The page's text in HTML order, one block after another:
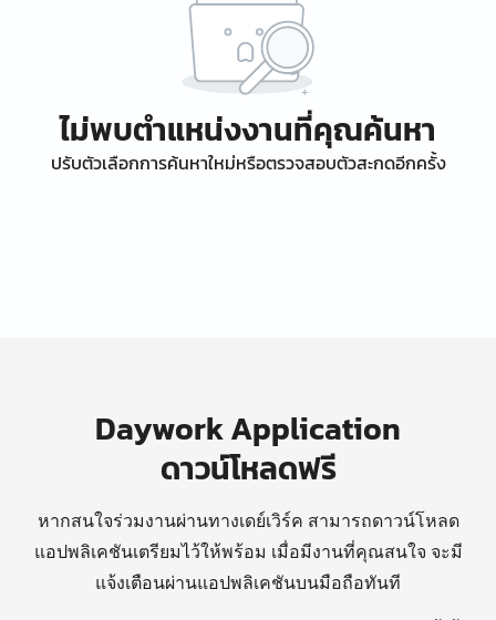
ไม่พบตำแหน่งงานที่คุณค้นหา
ปรับตัวเลือกการค้นหาใหม่หรือตรวจสอบตัวสะกดอีกครั้ง
Daywork Application
ดาวน์โหลดฟรี
หากสนใจร่วมงานผ่านทางเดย์เวิร์ค สามารถดาวน์โหลด
แอปพลิเคชันเตรียมไว้ให้พร้อม เมื่อมีงานที่คุณสนใจ จะมี
แจ้งเตือนผ่านแอปพลิเคชันบนมือถือทันที